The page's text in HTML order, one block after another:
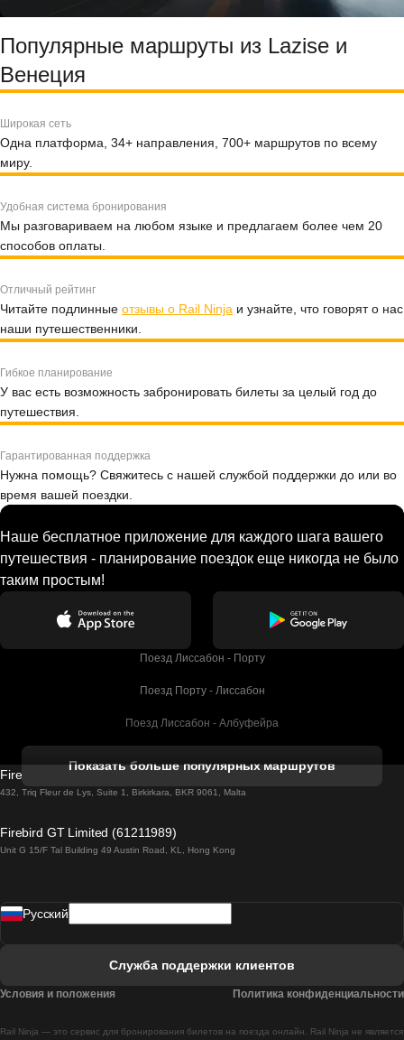
Популярные маршруты из Lazise и
Венеция
Широкая сеть
Одна платформа, 34+ направления, 700+ маршрутов по всему
миру.
Удобная система бронирования
Мы разговариваем на любом языке и предлагаем более чем 20
способов оплаты.
Отличный рейтинг
Читайте подлинные отзывы о Rail Ninja и узнайте, что говорят о нас
наши путешественники.
Гибкое планирование
У вас есть возможность забронировать билеты за целый год до
путешествия.
Гарантированная поддержка
Нужна помощь? Свяжитесь с нашей службой поддержки до или во
время вашей поездки.
Наше бесплатное приложение для каждого шага вашего
путешествия - планирование поездок еще никогда не было
таким простым!
Поезд Лиссабон - Порту
Поезд Порту - Лиссабон
Поезд Лиссабон - Албуфейра
Поезд Лиссабон - Лагос
Поезд Лиссабон - Мадрид
Показать больше популярных маршрутов
Firebird GT Limited (OC 1451)
432, Triq Fleur de Lys, Suite 1, Birkirkara, BKR 9061, Malta
Firebird GT Limited (61211989)
Unit G 15/F Tal Building 49 Austin Road, KL, Hong Kong
Rail Ninja — это сервис для бронирования билетов на поезда онлайн. Rail Ninja не является
Pусский
Служба поддержки клиентов
Условия и положения Политика конфиденциальности